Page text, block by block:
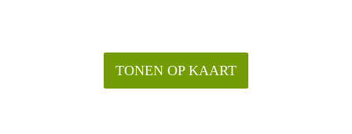
TONEN OP KAART